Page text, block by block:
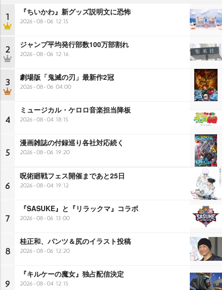
1 『ちいかわ』新グッズ説明文に恐怖
2026-08-06 12:15
2 ジャンプ平均発行部数100万部割れ
2026-08-06 12:16
3 劇場版「鬼滅の刃」最新作2冠
2026-08-06 04:00
4
ミュージカル・ケロロ音楽担当降板
2026-08-04 18:15
5
漫画雑誌の付録巡り各社対応続く
2026-08-06 19:20
6
呪術廻戦フェス開催まであと25日
2026-08-04 19:12
7
『SASUKE』と『リラックマ』コラボ
2026-08-06 13:00
8
桂正和、パンツ＆尻のイラスト投稿
2026-08-06 12:20
9
『キルケーの魔女』独占配信決定
2026-08-04 12:15